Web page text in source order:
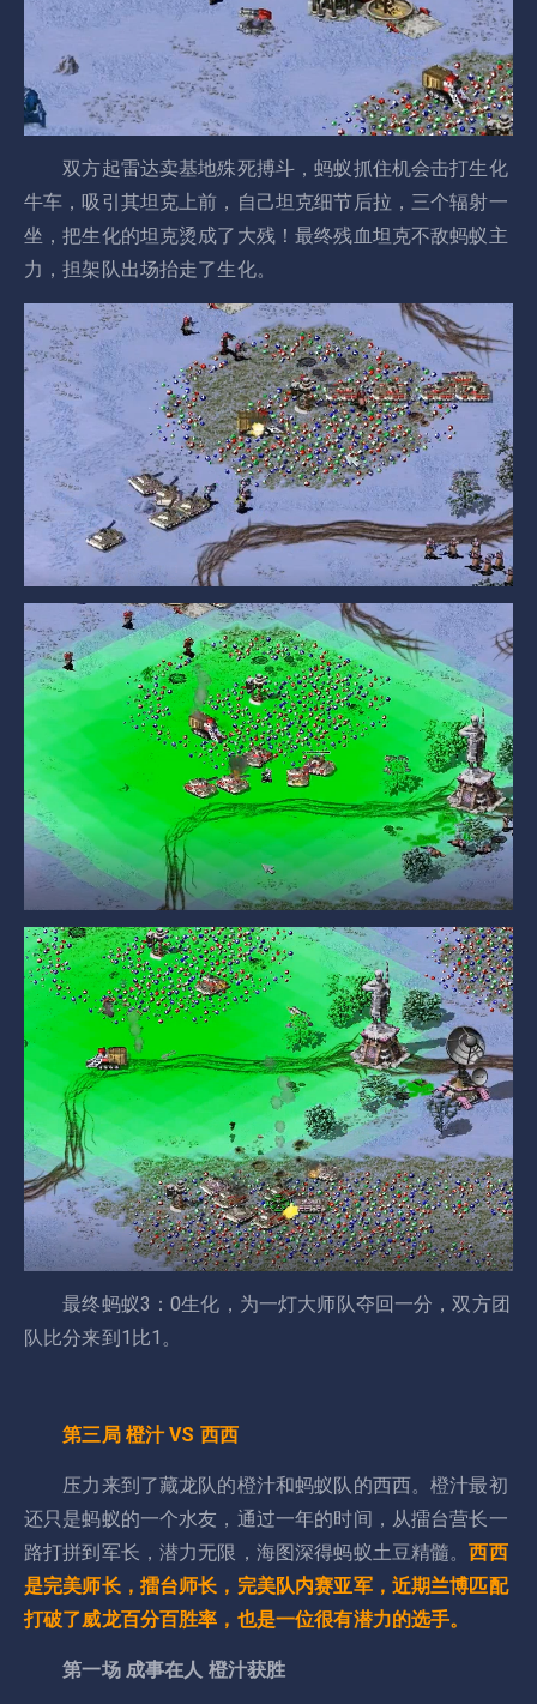
双方起雷达卖基地殊死搏斗，蚂蚁抓住机会击打生化
牛车，吸引其坦克上前，自己坦克细节后拉，三个辐射一
坐，把生化的坦克烫成了大残！最终残血坦克不敌蚂蚁主
力，担架队出场抬走了生化。
最终蚂蚁3：0生化，为一灯大师队夺回一分，双方团
队比分来到1比1。
第三局 橙汁 VS 西西
压力来到了藏龙队的橙汁和蚂蚁队的西西。橙汁最初
还只是蚂蚁的一个水友，通过一年的时间，从擂台营长一
路打拼到军长，潜力无限，海图深得蚂蚁土豆精髓。西西
是完美师长，擂台师长，完美队内赛亚军，近期兰博匹配
打破了威龙百分百胜率，也是一位很有潜力的选手。
第一场 成事在人 橙汁获胜